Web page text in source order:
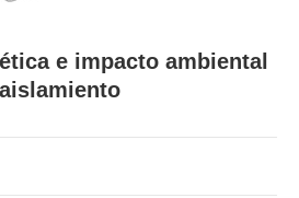
e impacto ambiental